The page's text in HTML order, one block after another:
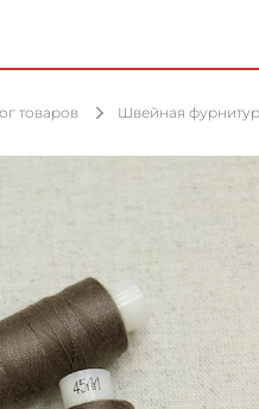
товаров Швейная